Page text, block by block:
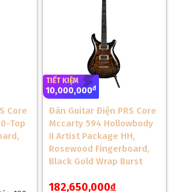
Điện PRS SE Custom 24 Floyd
HH được trang bị hai pickup PRS
mang lại âm thanh mạnh mẽ và phong
split, người chơi có thể dễ dàng chuyển
dày và âm thanh single-coil
hoạt tối đa cho cây đàn. Điều này
với nhiều thể loại nhạc khác nhau, từ
mẽ đến các đoạn solo tinh tế.
Core
Top
TIẾT KIỆM
10,000,000đ
Đàn Guitar Điện PRS Core
Mccarty 594 Hollowbody
II Artist Package HH,
Rosewood Fingerboard,
Black Gold Wrap Burst
182,650,000đ